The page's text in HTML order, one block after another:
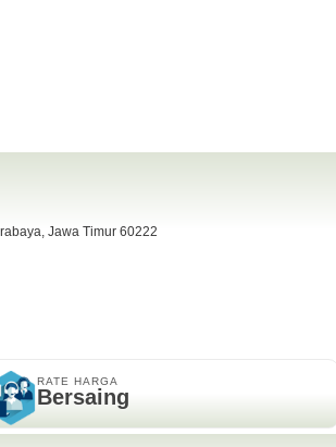
Jawa Timur 60222
RATE HARGA
Bersaing